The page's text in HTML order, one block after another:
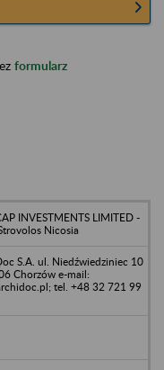
formularz
INVESTMENTS LIMITED -
Nicosia
S.A. ul. Niedźwiedziniec 10
Chorzów e-mail:
tel. +48 32 721 99